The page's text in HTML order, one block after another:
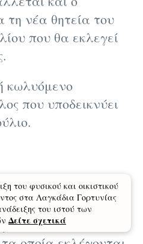
τη νέα θητεία του
που θα εκλεγεί
κωλυόμενο
που υποδεικνύει
αποτελείται
του φυσικού και οικιστικού
στα Λαγκάδια Γορτυνίας
του ιστού των
Δείτε σχετικά